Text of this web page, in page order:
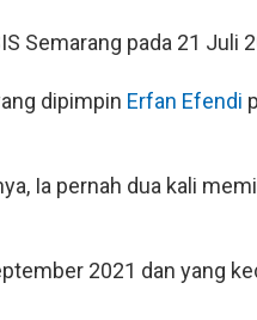
Semarang pada 21 Juli
dipimpin Erfan Efendi
Ia pernah dua kali
2021 dan yang